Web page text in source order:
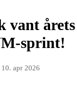
vant årets
sprint!
10. apr 2026